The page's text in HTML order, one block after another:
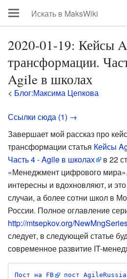
2020-01-19: Кейсы
трансформации.
Agile в школах
< Блог:Максима Цепкова
Ссылки сюда (1) →
Завершает мой рассказ про
трансформации статья Кейсы
Часть 4 - Agile в школах
в 22
«Менеджмент цифрового
интересны и вдохновляют, и
случаи, а более сотни школ в
России. Полное оглавление
http://mtsepkov.org/
следует, в следующей статье
современное развитие IT-
Пост на FB пост AgileRussia